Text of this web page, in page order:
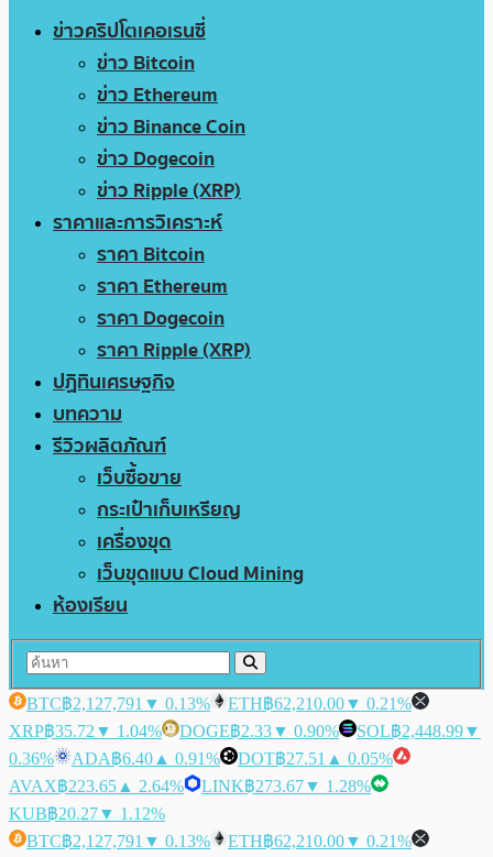
ข่าวคริปโตเคอเรนซี่
ข่าว Bitcoin
ข่าว Ethereum
ข่าว Binance Coin
ข่าว Dogecoin
ข่าว Ripple (XRP)
ราคาและการวิเคราะห์
ราคา Bitcoin
ราคา Ethereum
ราคา Dogecoin
ราคา Ripple (XRP)
ปฏิทินเศรษฐกิจ
บทความ
รีวิวผลิตภัณฑ์
เว็บซื้อขาย
กระเป๋าเก็บเหรียญ
เครื่องขุด
เว็บขุดแบบ Cloud Mining
ห้องเรียน
BTC฿2,127,791 ▼ 0.13% ETH฿62,210.00▼ 0.21%
XRP฿35.72 ▼ 1.04% DOGE฿2.33▼ 0.90% SOL฿2,448.99▼
0.36%
ADA฿6.40 ▲ 0.91% DOT฿27.51 ▲ 0.05%
AVAX฿223.65 ▲ 2.64% LINK฿273.67▼ 1.28%
KUB฿20.27▼ 1.12%
BTC฿2,127,791 ▼ 0.13% ETH฿62,210.00▼ 0.21%